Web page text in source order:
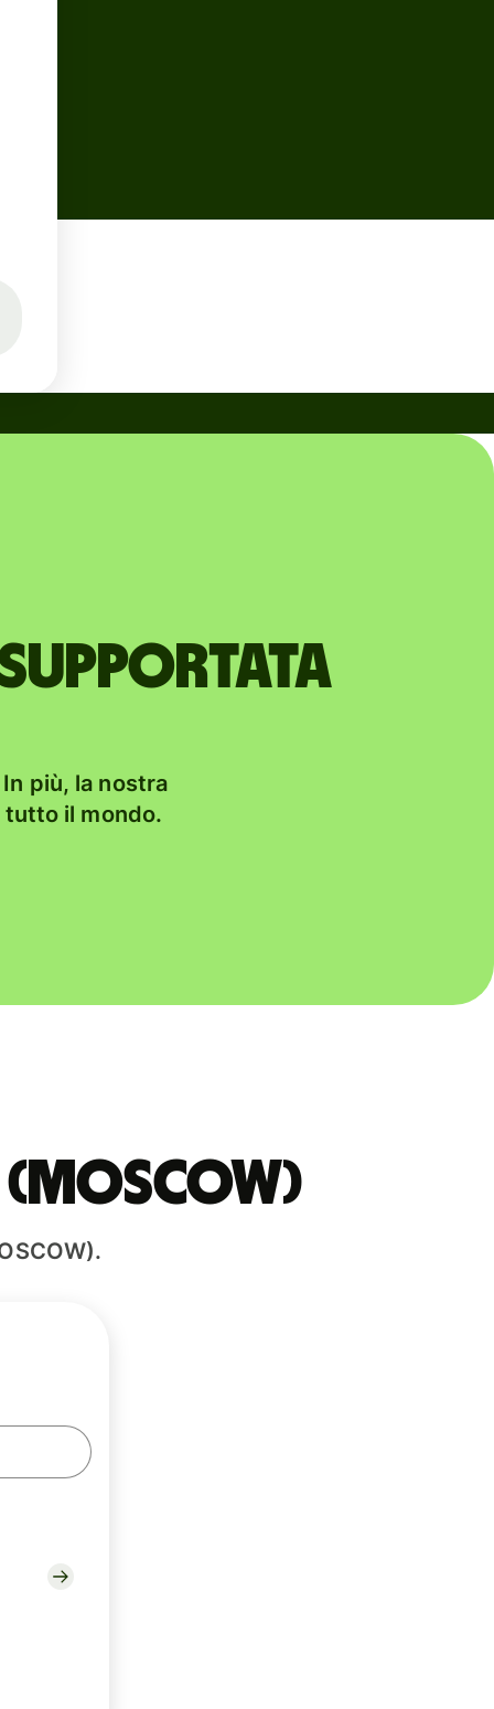
supportata
più, la nostra
il mondo.